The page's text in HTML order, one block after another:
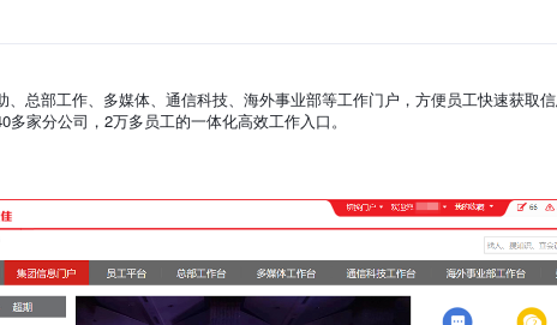
、总部工作、多媒体、通信科技、海外事业部等工作门户，方便员工快速获取
家分公司，2万多员工的一体化高效工作入口。